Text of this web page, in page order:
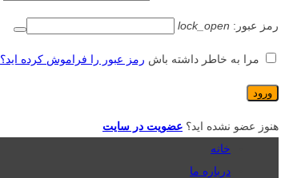
رمز عبور: lock_open
مرا به خاطر داشته باش رمز عبور را فراموش کرده اید؟
هنوز عضو نشده اید؟ عضویت در سایت
خانه
درباره ما